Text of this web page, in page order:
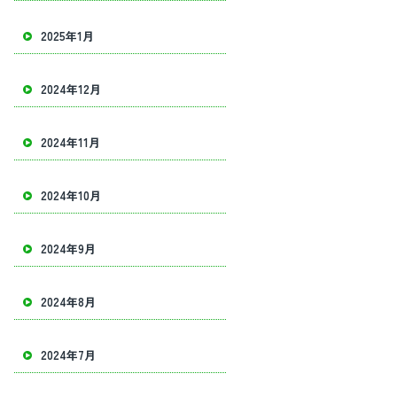
2025年1月
2024年12月
2024年11月
2024年10月
2024年9月
2024年8月
2024年7月